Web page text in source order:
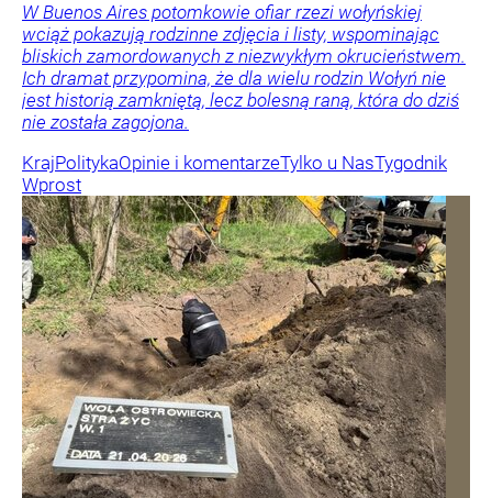
W Buenos Aires potomkowie ofiar rzezi wołyńskiej
wciąż pokazują rodzinne zdjęcia i listy, wspominając
bliskich zamordowanych z niezwykłym okrucieństwem.
Ich dramat przypomina, że dla wielu rodzin Wołyń nie
jest historią zamkniętą, lecz bolesną raną, która do dziś
nie została zagojona.
KrajPolitykaOpinie i komentarzeTylko u NasTygodnik
Wprost